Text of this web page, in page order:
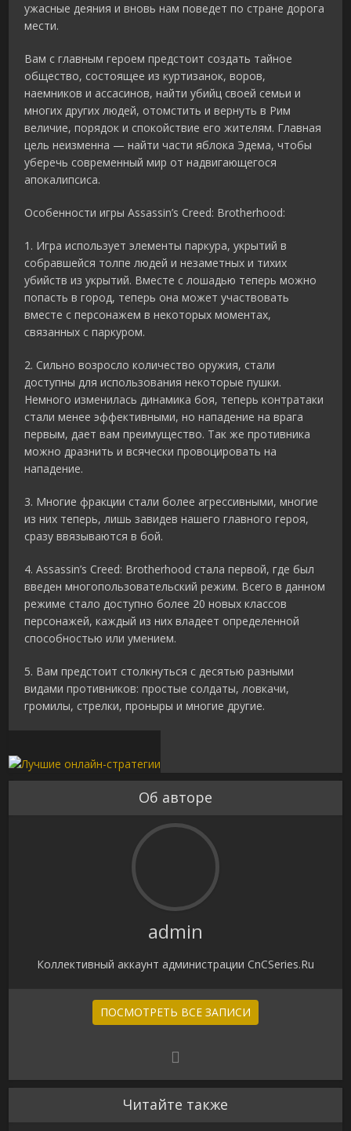
ужасные деяния и вновь нам поведет по стране дорога
мести.
Вам с главным героем предстоит создать тайное
общество, состоящее из куртизанок, воров,
наемников и ассасинов, найти убийц своей семьи и
многих других людей, отомстить и вернуть в Рим
величие, порядок и спокойствие его жителям. Главная
цель неизменна — найти части яблока Эдема, чтобы
уберечь современный мир от надвигающегося
апокалипсиса.
Особенности игры Assassin’s Creed: Brotherhood:
1. Игра использует элементы паркура, укрытий в
собравшейся толпе людей и незаметных и тихих
убийств из укрытий. Вместе с лошадью теперь можно
попасть в город, теперь она может участвовать
вместе с персонажем в некоторых моментах,
связанных с паркуром.
2. Сильно возросло количество оружия, стали
доступны для использования некоторые пушки.
Немного изменилась динамика боя, теперь контратаки
стали менее эффективными, но нападение на врага
первым, дает вам преимущество. Так же противника
можно дразнить и всячески провоцировать на
нападение.
3. Многие фракции стали более агрессивными, многие
из них теперь, лишь завидев нашего главного героя,
сразу ввязываются в бой.
4. Assassin’s Creed: Brotherhood стала первой, где был
введен многопользовательский режим. Всего в данном
режиме стало доступно более 20 новых классов
персонажей, каждый из них владеет определенной
способностью или умением.
5. Вам предстоит столкнуться с десятью разными
видами противников: простые солдаты, ловкачи,
громилы, стрелки, проныры и многие другие.
Об авторе
admin
Коллективный аккаунт администрации CnCSeries.Ru
ПОСМОТРЕТЬ ВСЕ ЗАПИСИ
Читайте также